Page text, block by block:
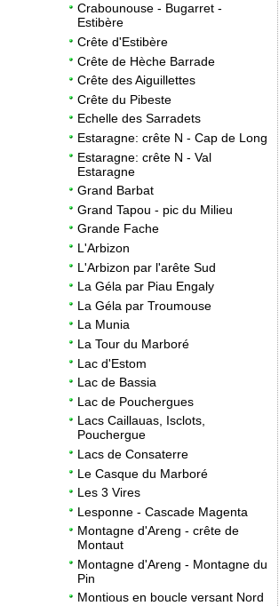
Crabounouse - Bugarret -
Estibère
Crête d'Estibère
Crête de Hèche Barrade
Crête des Aiguillettes
Crête du Pibeste
Echelle des Sarradets
Estaragne: crête N - Cap de Long
Estaragne: crête N - Val
Estaragne
Grand Barbat
Grand Tapou - pic du Milieu
Grande Fache
L'Arbizon
L'Arbizon par l'arête Sud
La Géla par Piau Engaly
La Géla par Troumouse
La Munia
La Tour du Marboré
Lac d'Estom
Lac de Bassia
Lac de Pouchergues
Lacs Caillauas, Isclots,
Pouchergue
Lacs de Consaterre
Le Casque du Marboré
Les 3 Vires
Lesponne - Cascade Magenta
Montagne d'Areng - crête de
Montaut
Montagne d'Areng - Montagne du
Pin
Montious en boucle versant Nord